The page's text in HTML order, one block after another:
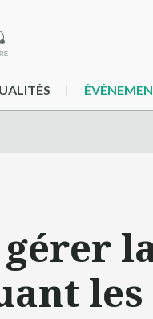
les